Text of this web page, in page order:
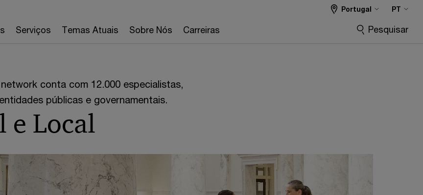
Serviços Temas Atuais Sobre Nós Carreiras
Portugal PT
Pesquisar
conta com 12.000 especialistas,
públicas e governamentais.
e Local